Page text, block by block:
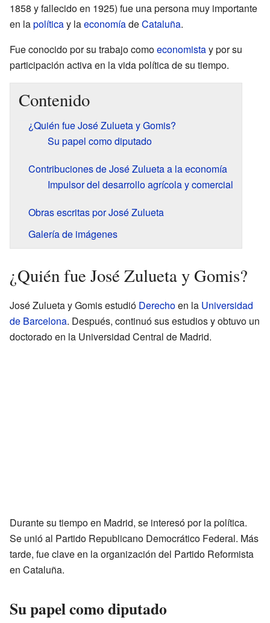
1858 y fallecido en 1925) fue una persona muy importante
en lapolíticay laeconomíadeCataluña.
Fue conocido por su trabajo comoeconomistay por su
participación activa en la vida política de su tiempo.
Contenido
¿Quién fue José Zulueta y Gomis?
Su papel como diputado
Contribuciones de José Zulueta a la economía
Impulsor del desarrollo agrícola y comercial
Obras escritas por José Zulueta
Galería de imágenes
¿Quién fue José Zulueta y Gomis?
José Zulueta y Gomis estudió Derechoen la Universidad
de Barcelona. Después, continuó sus estudios y obtuvo un
doctorado en la Universidad Central de Madrid.
Durante su tiempo en Madrid, se interesó por la política.
Se unió al Partido Republicano Democrático Federal. Más
tarde, fue clave en la organización del Partido Reformista
en Cataluña.
Su papel como diputado